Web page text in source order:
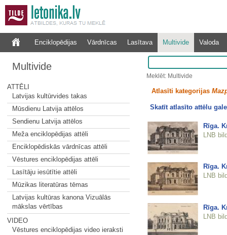
Enciklopēdijas Vārdnīcas Lasītava Multivide Valoda
Multivide
ATTĒLI
Latvijas kultūrvides takas
Mūsdienu Latvija attēlos
Sendienu Latvija attēlos
Meža enciklopēdijas attēli
Enciklopēdiskās vārdnīcas attēli
Vēstures enciklopēdijas attēli
Lasītāju iesūtītie attēli
Mūzikas literatūras tēmas
Latvijas kultūras kanona Vizuālās
mākslas vērtības
VIDEO
Vēstures enciklopēdijas video ieraksti
Meklēt: Multivide
Atlasīti kategorijas
Skatīt atlasīto attēlu
Rīga.
LNB
Rīga.
LNB
Rīga.
LNB